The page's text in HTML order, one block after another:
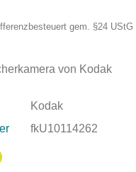
gem. §24 UStG
von Kodak
Kodak
fkU10114262